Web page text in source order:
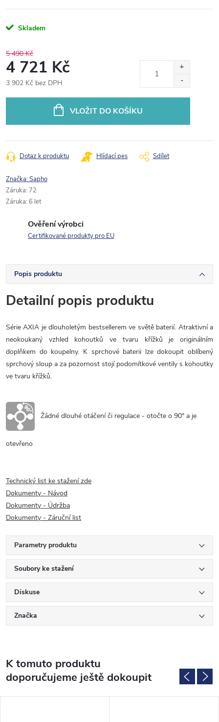
Skladem
5 490 Kč
4 721 Kč
3 902 Kč bez DPH
VLOŽIT DO KOŠÍKU
Dotaz k produktu Hlídací pes Sdílet
Značka:Sapho
Záruka: 72
Záruka: 6 let
Ověření výrobci
Certifikované produkty pro EU
Popis produktu
Detailní popis produktu
Série AXIA je dlouholetým bestsellerem ve světě baterií. Atraktivní a
neokoukaný vzhled kohoutků ve tvaru křížků je originálním
doplňkem do koupelny. K sprchové baterii lze dokoupit oblíbený
sprchový sloup a za pozornost stojí podomítkové ventily s kohoutky
ve tvaru křížků.
Žádné dlouhé otáčení či regulace - otočte o 90° a je
otevřeno
Technický list ke stažení zde
Dokumenty - Návod
Dokumenty - Údržba
Dokumenty - Záruční list
Parametry produktu
Soubory ke stažení
Diskuse
Značka
K tomuto produktu
doporučujeme ještě dokoupit